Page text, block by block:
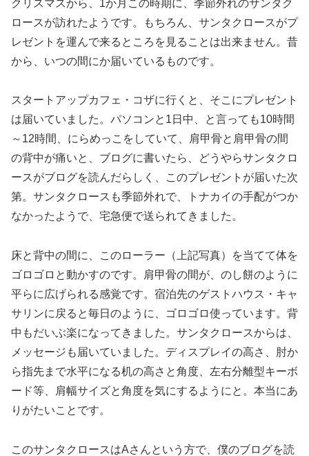
クリスマスから、1か月この時期に、季節外れのサンタク
ロースが訪れたようです。もちろん、サンタクロースがプ
レゼントを運んで来るところを見ることは出来ません。昔
から、いつの間にか届いているものです。
スタートアップカフェ・コザに行くと、そこにプレゼント
は届いていました。パソコンと1日中、と言っても10時間
～12時間、にらめっこをしていて、肩甲骨と肩甲骨の間
の背中が痛いと、ブログに書いたら、どうやらサンタクロ
ースがブログを読んだらしく、このプレゼントが届いた次
第。サンタクロースも季節外れで、トナカイの手配がつか
なかったようで、宅急便で送られてきました。
床と背中の間に、このローラー（上記写真）を当てて体を
ゴロゴロと動かすのです。肩甲骨の間が、のし餅のように
平らに広げられる感覚です。宿泊先のゲストハウス・キャ
サリンに戻ると毎日のように、ゴロゴロ使っています。背
中もだいぶ楽になってきました。サンタクロースからは、
メッセージも届いていました。ディスプレイの高さ、肘か
ら指先まで水平になる机の高さと角度、左右分離型キーボ
ード等、肩幅サイズと角度を気にするようにと。本当にあ
りがたいことです。
このサンタクロースはAさんという方で、僕のブログを読